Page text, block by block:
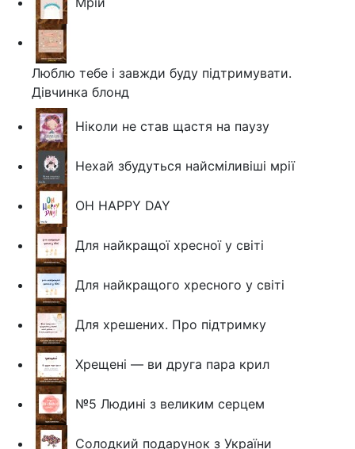
Люблю тебе і завжди буду підтримувати.
Дівчинка блонд
Ніколи не став щастя на паузу
Нехай збудуться найсміливіші мрії
OH HAPPY DAY
Для найкращої хресної у світі
Для найкращого хресного у світі
Для хрешених. Про підтримку
Хрещені — ви друга пара крил
№5 Людині з великим серцем
Солодкий подарунок з України